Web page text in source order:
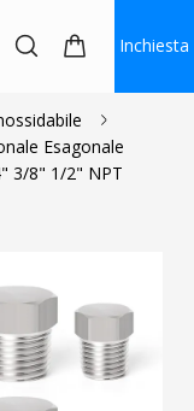
Inchiesta
Esagonale
3/8" 1/2" NPT